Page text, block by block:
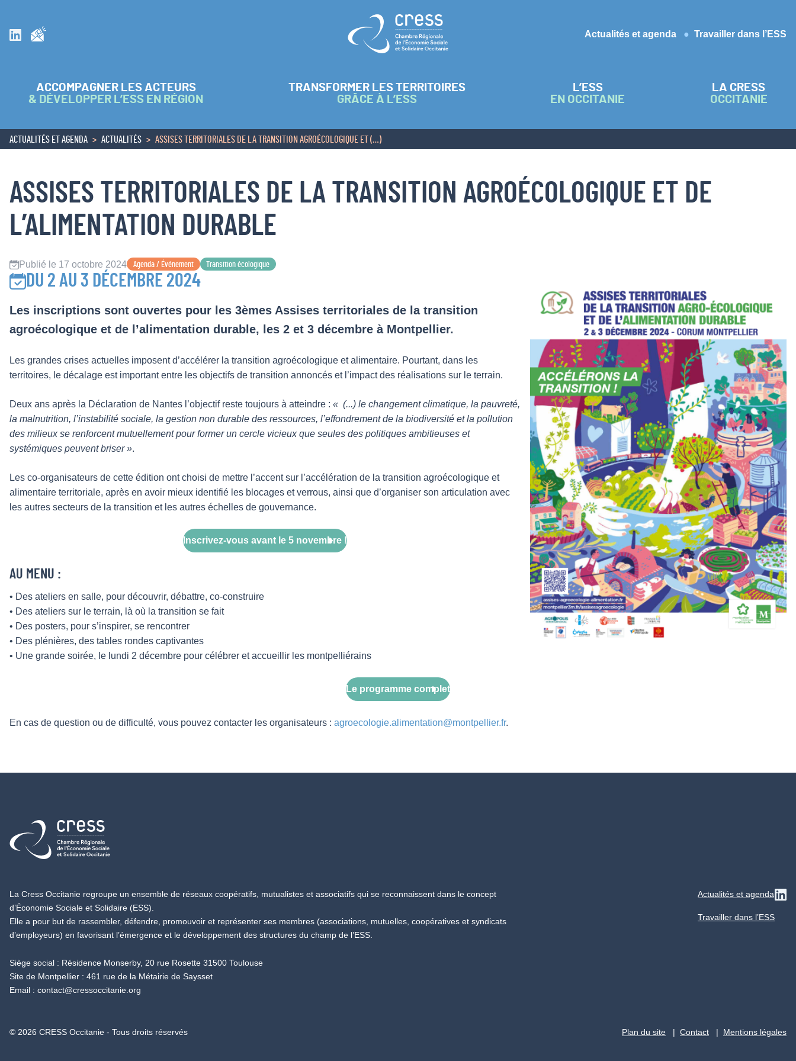
Suivez nous sur Linkedin
Retour à l'accueil
Actualités et agenda
Travailler dans l’ESS
ACCOMPAGNER LES ACTEURS
& DÉVELOPPER L’ESS EN RÉGION
TRANSFORMER LES TERRITOIRES
GRÂCE À L’ESS
L’ESS
EN OCCITANIE
LA CRESS
OCCITANIE
ACCUEIL
ACTUALITÉS ET AGENDA ACTUALITÉS ASSISES TERRITORIALES DE LA TRANSITION AGROÉCOLOGIQUE ET (…)
ASSISES TERRITORIALES DE LA TRANSITION AGROÉCOLOGIQUE ET DE
L’ALIMENTATION DURABLE
Publié le 17 octobre 2024 Agenda / Événement Transition écologique
DU 2 AU 3 DÉCEMBRE 2024
Les inscriptions sont ouvertes pour les 3èmes Assises territoriales de la transition
agroécologique et de l’alimentation durable, les 2 et 3 décembre à Montpellier.
Les grandes crises actuelles imposent d’accélérer la transition agroécologique et alimentaire. Pourtant, dans les
territoires, le décalage est important entre les objectifs de transition annoncés et l’impact des réalisations sur le terrain.
Deux ans après la Déclaration de Nantes l’objectif reste toujours à atteindre : « (...) le changement climatique, la pauvreté,
la malnutrition, l’instabilité sociale, la gestion non durable des ressources, l’effondrement de la biodiversité et la pollution
des milieux se renforcent mutuellement pour former un cercle vicieux que seules des politiques ambitieuses et
systémiques peuvent briser ».
Les co-organisateurs de cette édition ont choisi de mettre l’accent sur l’accélération de la transition agroécologique et
alimentaire territoriale, après en avoir mieux identifié les blocages et verrous, ainsi que d’organiser son articulation avec
les autres secteurs de la transition et les autres échelles de gouvernance.
Inscrivez-vous avant le 5 novembre !
AU MENU :
• Des ateliers en salle, pour découvrir, débattre, co-construire
• Des ateliers sur le terrain, là où la transition se fait
• Des posters, pour s’inspirer, se rencontrer
• Des plénières, des tables rondes captivantes
• Une grande soirée, le lundi 2 décembre pour célébrer et accueillir les montpelliérains
Le programme complet
En cas de question ou de difficulté, vous pouvez contacter les organisateurs : agroecologie.alimentation@montpellier.fr.
Retour à l'accueil
La Cress Occitanie regroupe un ensemble de réseaux coopératifs, mutualistes et associatifs qui se reconnaissent dans le concept
d’Économie Sociale et Solidaire (ESS).
Elle a pour but de rassembler, défendre, promouvoir et représenter ses membres (associations, mutuelles, coopératives et syndicats
d’employeurs) en favorisant l’émergence et le développement des structures du champ de l’ESS.
Siège social : Résidence Monserby, 20 rue Rosette 31500 Toulouse
Site de Montpellier : 461 rue de la Métairie de Saysset
Email : contact@cressoccitanie.org
Actualités et agenda
Travailler dans l’ESS
© 2026 CRESS Occitanie - Tous droits réservés Plan du site Contact Mentions légales